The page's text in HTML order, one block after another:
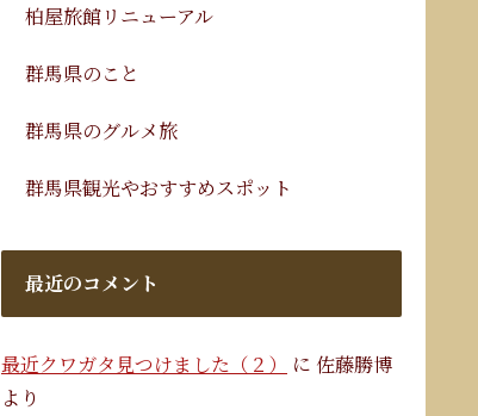
柏屋旅館リニューアル
群馬県のこと
群馬県のグルメ旅
群馬県観光やおすすめスポット
最近のコメント
最近クワガタ見つけました（２） に 佐藤勝博
より